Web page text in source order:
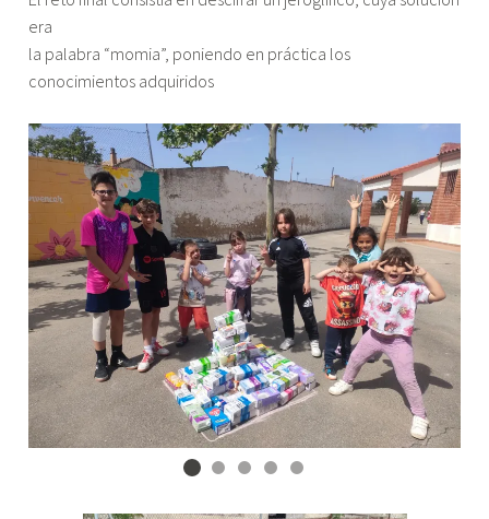
era
la palabra “momia”, poniendo en práctica los
conocimientos adquiridos